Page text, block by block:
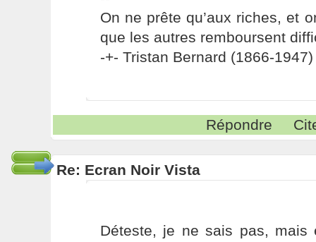
On ne prête qu’aux riches, et
que les autres remboursent
-+- Tristan Bernard (1866-1947)
Répondre
Re: Ecran Noir Vista
Déteste, je ne sais pas,